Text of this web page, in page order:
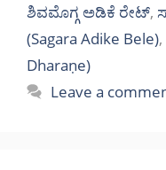
ಶಿವಮೊಗ್ಗ ಅಡಿಕೆ ರೇಟ್,
(Sagara Adike Bele),
Dharaṇe)
Leave a